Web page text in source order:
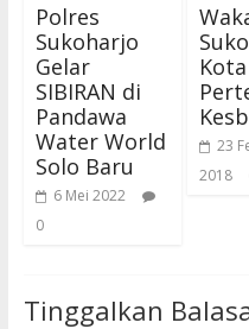
Polres
Sukoharjo
Gelar
SIBIRAN di
Pandawa
Water World
Solo Baru
6 Mei 2022
0
23
2018
Tinggalkan